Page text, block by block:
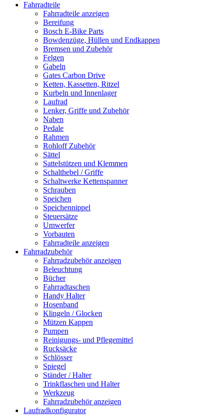
Fahrradteile
Fahrradteile anzeigen
Bereifung
Bosch E-Bike Parts
Bowdenzüge, Hüllen und Endkappen
Bremsen und Zubehör
Felgen
Gabeln
Gates Carbon Drive
Ketten, Kassetten, Ritzel
Kurbeln und Innenlager
Laufrad
Lenker, Griffe und Zubehör
Naben
Pedale
Rahmen
Rohloff Zubehör
Sättel
Sattelstützen und Klemmen
Schalthebel / Griffe
Schaltwerke Kettenspanner
Schrauben
Speichen
Speichennippel
Steuersätze
Umwerfer
Vorbauten
Fahrradteile anzeigen
Fahrradzubehör
Fahrradzubehör anzeigen
Beleuchtung
Bücher
Fahrradtaschen
Handy Halter
Hosenband
Klingeln / Glocken
Mützen Kappen
Pumpen
Reinigungs- und Pflegemittel
Rucksäcke
Schlösser
Spiegel
Ständer / Halter
Trinkflaschen und Halter
Werkzeug
Fahrradzubehör anzeigen
Laufradkonfigurator